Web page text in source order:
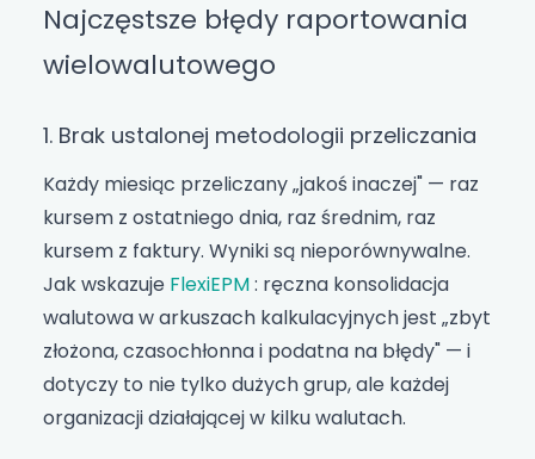
Najczęstsze błędy raportowania
wielowalutowego
1. Brak ustalonej metodologii przeliczania
Każdy miesiąc przeliczany „jakoś inaczej" — raz
kursem z ostatniego dnia, raz średnim, raz
kursem z faktury. Wyniki są nieporównywalne.
Jak wskazuje FlexiEPM: ręczna konsolidacja
walutowa w arkuszach kalkulacyjnych jest „zbyt
złożona, czasochłonna i podatna na błędy" — i
dotyczy to nie tylko dużych grup, ale każdej
organizacji działającej w kilku walutach.